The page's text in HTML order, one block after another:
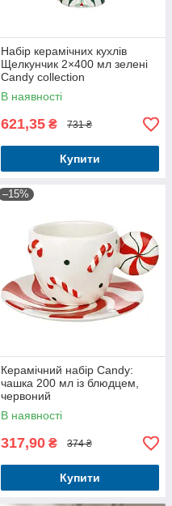
Набір керамічних кухлів
Щелкунчик 2×400 мл зелені
Candy collection
В наявності
621,35 ₴ 731 ₴
Купити
–15%
Керамічний набір Candy:
чашка 200 мл із блюдцем,
червоний
В наявності
317,90 ₴ 374 ₴
Купити